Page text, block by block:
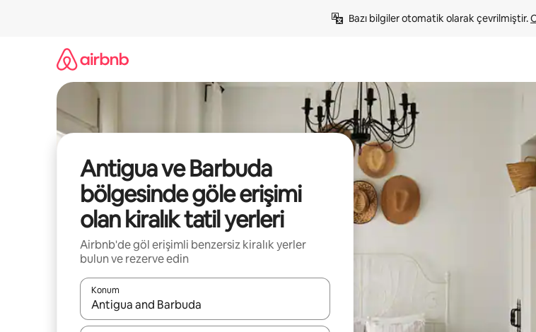
Bazı bilgiler otomatik olarak çevrilmiştir.
Antigua ve Barbuda
bölgesinde göle erişimi
olan kiralık tatil yerleri
Airbnb'de göl erişimli benzersiz kiralık yerler
bulun ve rezerve edin
Konum
Sonuçlar kullanılabilir olduğunda yukarı ve aşağı oklarıyla gezinin veya dokunarak ya da kaydırma